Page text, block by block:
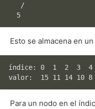
   /
Esto se almacena en
índice: 0  1  2  3
Para un nodo en el